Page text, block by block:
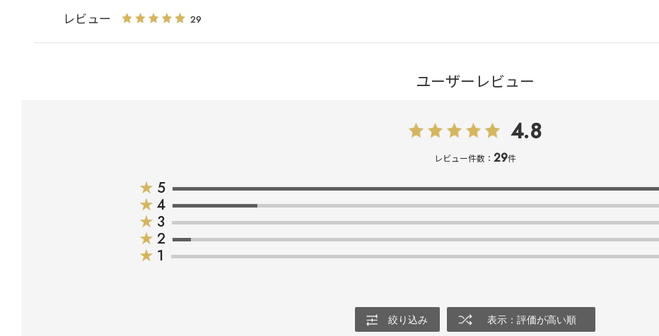
レビュー 29
ユーザーレビュー
4.8
レビュー件数： 29件
★ 5
★ 4
★ 3
★ 2
★ 1
絞り込み 表示：評価が高い順